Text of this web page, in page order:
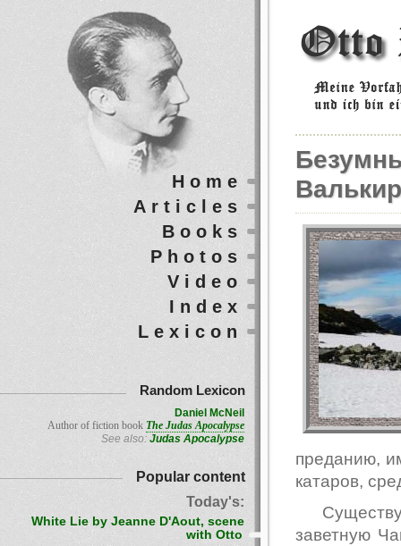
преданию,
катаров,
заветную
Home
Articles
Books
Photos
Video
Index
Lexicon
Random Lexicon
Daniel McNeil
Author of fiction book The Judas Apocalypse
See also: Judas Apocalypse
Popular content
Today's:
White Lie by Jeanne D'Aout, scene
with Otto